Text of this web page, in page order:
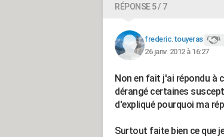
RÉPONSE 5 / 7
frederic.touyeras
26 janv. 2012 à 16:27
Non en fait j'ai répondu à
dérangé certaines
d'expliqué pourquoi ma
Surtout faite bien ce que